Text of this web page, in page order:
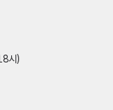
시)